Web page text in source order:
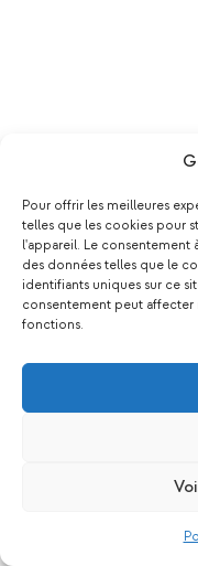
Pour offrir les meilleures
telles que les cookies pour
l'appareil. Le consentement
des données telles que le
identifiants uniques sur ce
consentement peut affecter
fonctions.